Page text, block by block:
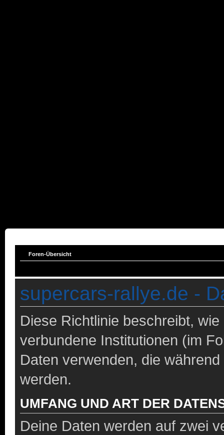
Foren-Übersicht
supercars-rallye.de -
Diese Richtlinie beschreibt,
verbundene Institutionen (im
Daten verwenden, die
werden.
UMFANG UND ART DER
Deine Daten werden auf zwei